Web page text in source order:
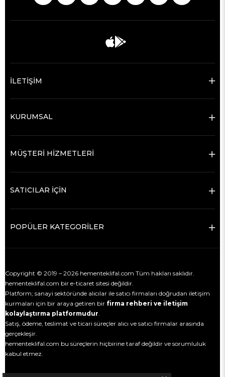
İLETİŞİM
KURUMSAL
MÜŞTERİ HİZMETLERİ
SATICILAR İÇİN
POPÜLER KATEGORİLER
Copyright © 2019 – 2026 hementeklifal.com Tüm hakları saklıdır.
hementeklifal.com bir e-ticaret sitesi değildir.
Platform; sanayi sektöründe alıcılar ile satıcı firmaları doğrudan iletişim
kurmaları için bir araya getiren bir firma rehberi ve iletişim
kolaylaştırma platformudur.
Satış, ödeme, teslimat ve ticari süreçler alıcı ve satıcı firmalar arasında
gerçekleşir.
hementeklifal.com bu süreçlerin hiçbirine taraf değildir ve sorumluluk
kabul etmez.